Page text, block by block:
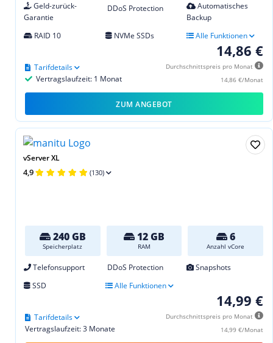
Geld-zurück-
Garantie
DDoS Protection
Automatisches
Backup
RAID 10
NVMe SSDs Alle Funktionen
14,86 €
Durchschnittspreis pro Monat
14,86 €/Monat
Vertragslaufzeit: 1 Monat
Tarifdetails
ZUM ANGEBOT
vServer XL
4,9 (130)
240 GB
Speicherplatz
12 GB
RAM
6
Anzahl vCore
Telefonsupport DDoS Protection
Snapshots
SSD
Alle Funktionen
14,99 €
Durchschnittspreis pro Monat
14,99 €/Monat
Vertragslaufzeit: 3 Monate
Tarifdetails